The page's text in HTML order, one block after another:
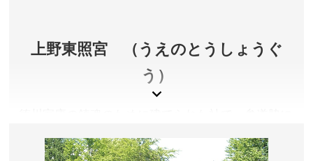
上野東照宮 （うえのとうしょうぐ
う）
ど重要文化財も多々あります。毎年春と冬の年２